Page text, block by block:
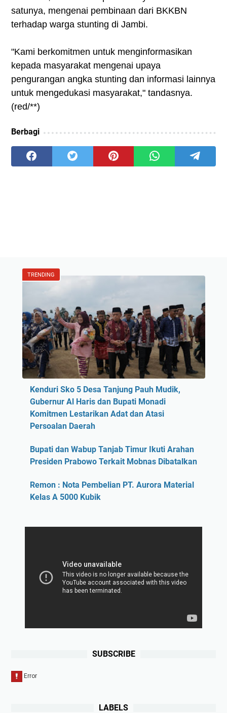
satunya, mengenai pembinaan dari BKKBN
terhadap warga stunting di Jambi.
"Kami berkomitmen untuk menginformasikan
kepada masyarakat mengenai upaya
pengurangan angka stunting dan informasi lainnya
untuk mengedukasi masyarakat," tandasnya.
(red/**)
Berbagi
TRENDING
Kenduri Sko 5 Desa Tanjung Pauh Mudik,
Gubernur Al Haris dan Bupati Monadi
Komitmen Lestarikan Adat dan Atasi
Persoalan Daerah
Bupati dan Wabup Tanjab Timur Ikuti Arahan
Presiden Prabowo Terkait Mobnas Dibatalkan
Remon : Nota Pembelian PT. Aurora Material
Kelas A 5000 Kubik
SUBSCRIBE
LABELS